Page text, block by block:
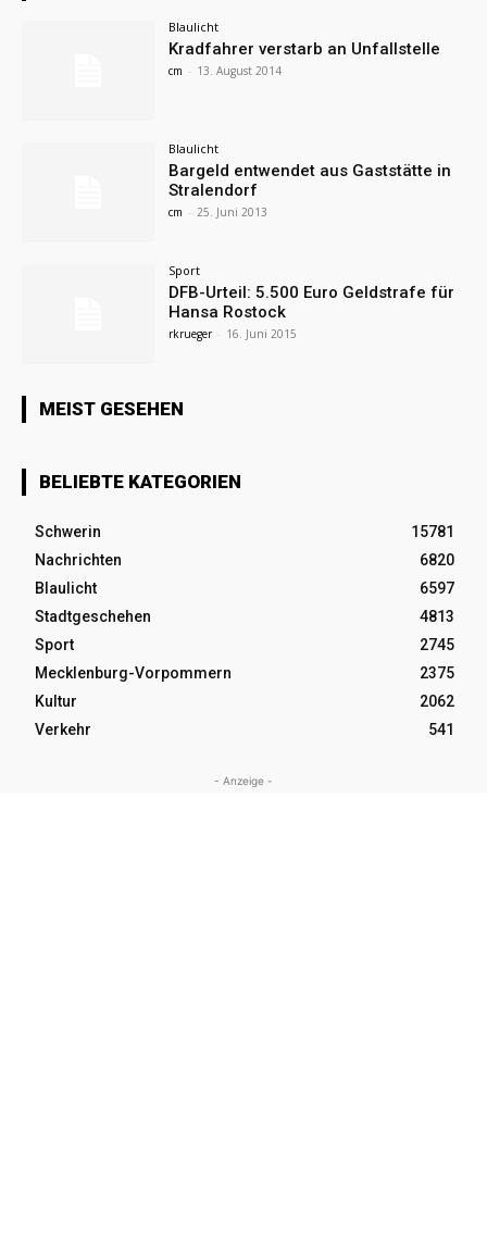
Blaulicht
Kradfahrer verstarb an Unfallstelle
cm - 13. August 2014
Blaulicht
Bargeld entwendet aus Gaststätte in
Stralendorf
cm - 25. Juni 2013
Sport
DFB-Urteil: 5.500 Euro Geldstrafe für
Hansa Rostock
rkrueger - 16. Juni 2015
MEIST GESEHEN
BELIEBTE KATEGORIEN
Schwerin
15781
Nachrichten
6820
Blaulicht
6597
Stadtgeschehen
4813
Sport
2745
Mecklenburg-Vorpommern
2375
Kultur
2062
Verkehr
541
- Anzeige -